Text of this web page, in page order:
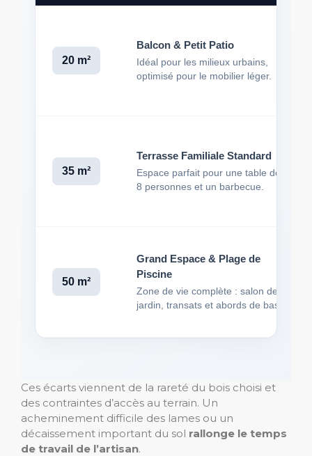
20 m²
Balcon & Petit Patio
Idéal pour les milieux urbains,
optimisé pour le mobilier léger.
35 m²
Terrasse Familiale Standard
Espace parfait pour une table de 6-
8 personnes et un barbecue.
50 m²
Grand Espace & Plage de
Piscine
Zone de vie complète : salon de
jardin, transats et abords de bassin.
Ces écarts viennent de la rareté du bois choisi et
des contraintes d’accès au terrain. Un
acheminement difficile des lames ou un
décaissement important du sol rallonge le temps
de travail de l’artisan.